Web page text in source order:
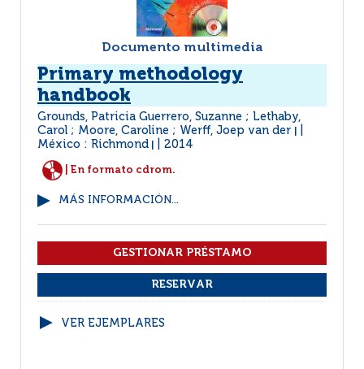
Documento multimedia
Primary methodology
handbook
Grounds, Patricia Guerrero, Suzanne ; Lethaby,
Carol ; Moore, Caroline ; Werff, Joep van der
México : Richmond 2014
| En formato cdrom.
MÁS INFORMACIÓN...
VER EJEMPLARES